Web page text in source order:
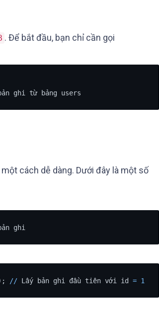
. Để bắt đầu, bạn chỉ cần gọi
ghi từ bảng users
cách dễ dàng. Dưới đây là một số
ghi
// Lấy bản ghi đầu tiên với id = 1